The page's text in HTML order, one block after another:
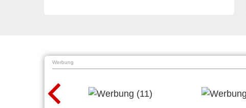
Werbung